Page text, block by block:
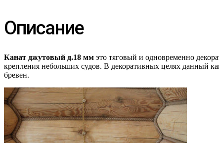
Описание
Канат джутовый д.18 мм это тяговый и одновременно
крепления небольших судов. В декоративных целях данный
бревен.